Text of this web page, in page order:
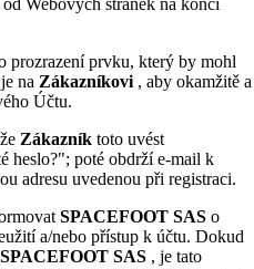
Webových stránek na konci
prozrazení prvku, který by mohl
na Zákazníkovi , aby okamžitě a
Účtu.
Zákazník toto uvést
heslo?"; poté obdrží e-mail k
adresu uvedenou při registraci.
SPACEFOOT SAS o
a/nebo přístup k účtu. Dokud
SPACEFOOT SAS , je tato